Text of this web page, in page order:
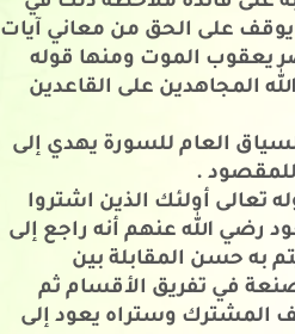
على الحق من معاني آيات
يعقوب الموت ومنها قوله
المجاهدين على القاعدين
العام للسورة يهدي إلى
.
أولئك الذين اشتروا
رضي الله عنهم أنه راجع إلى
به حسن المقابلة بين
في تفريق الأقسام ثم
المشترك وستراه يعود إلى